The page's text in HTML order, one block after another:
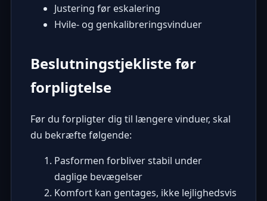
Justering før eskalering
Hvile- og genkalibreringsvinduer
Beslutningstjekliste før
forpligtelse
Før du forpligter dig til længere vinduer, skal
du bekræfte følgende:
Pasformen forbliver stabil under
daglige bevægelser
Komfort kan gentages, ikke lejlighedsvis